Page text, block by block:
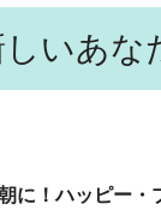
いあな
に！ハッピー・